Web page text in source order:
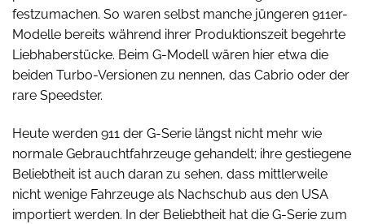
festzumachen. So waren selbst manche jüngeren 911er-
Modelle bereits während ihrer Produktionszeit begehrte
Liebhaberstücke. Beim G-Modell wären hier etwa die
beiden Turbo-Versionen zu nennen, das Cabrio oder der
rare Speedster.
Heute werden 911 der G-Serie längst nicht mehr wie
normale Gebrauchtfahrzeuge gehandelt; ihre gestiegene
Beliebtheit ist auch daran zu sehen, dass mittlerweile
nicht wenige Fahrzeuge als Nachschub aus den USA
importiert werden. In der Beliebtheit hat die G-Serie zum